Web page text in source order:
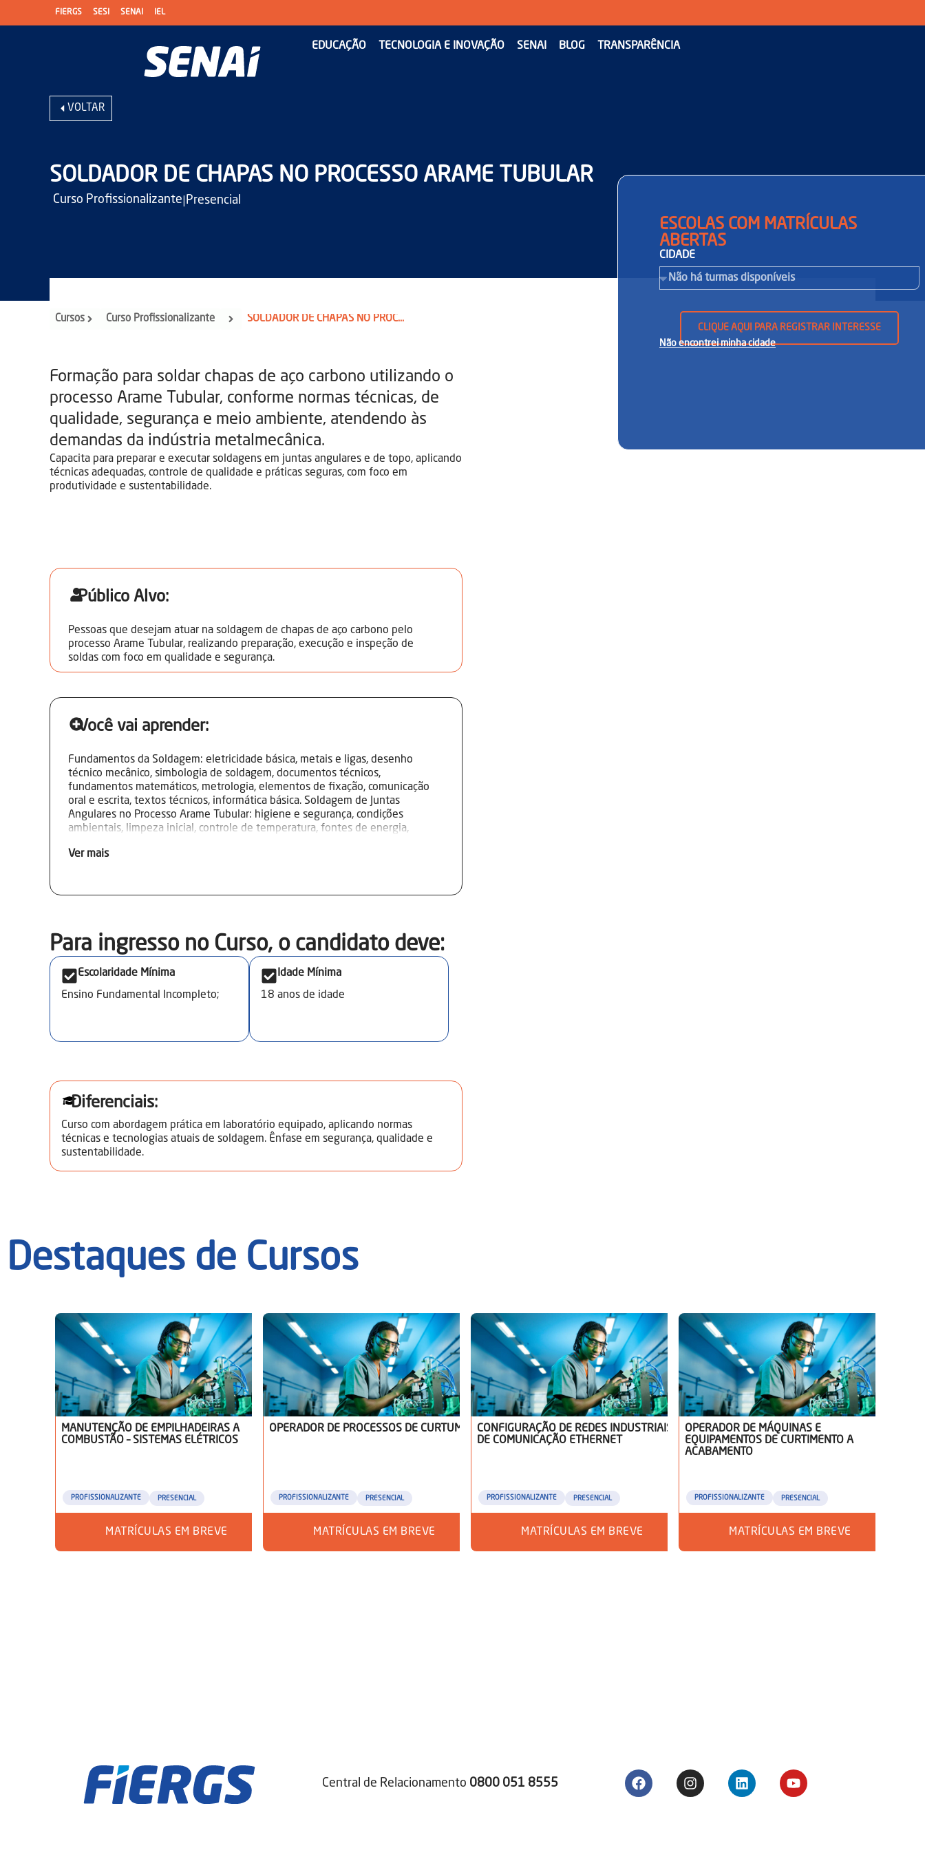
FIERGS SESI SENAI IEL
EDUCAÇÃO TECNOLOGIA E INOVAÇÃO SENAI BLOG TRANSPARÊNCIA
VOLTAR
SOLDADOR DE CHAPAS NO PROCESSO ARAME TUBULAR
Curso Profissionalizante| Presencial
ESCOLAS COM MATRÍCULAS
ABERTAS
CIDADE
CLIQUE AQUI PARA REGISTRAR INTERESSE
Não encontrei minha cidade
Cursos Curso Profissionalizante SOLDADOR DE CHAPAS NO PROCESSO ARAME TUBULAR
Formação para soldar chapas de aço carbono utilizando o
processo Arame Tubular, conforme normas técnicas, de
qualidade, segurança e meio ambiente, atendendo às
demandas da indústria metalmecânica.
Capacita para preparar e executar soldagens em juntas angulares e de topo, aplicando
técnicas adequadas, controle de qualidade e práticas seguras, com foco em
produtividade e sustentabilidade.
Público Alvo:
Pessoas que desejam atuar na soldagem de chapas de aço carbono pelo
processo Arame Tubular, realizando preparação, execução e inspeção de
soldas com foco em qualidade e segurança.
Você vai aprender:
Fundamentos da Soldagem: eletricidade básica, metais e ligas, desenho
técnico mecânico, simbologia de soldagem, documentos técnicos,
fundamentos matemáticos, metrologia, elementos de fixação, comunicação
oral e escrita, textos técnicos, informática básica. Soldagem de Juntas
Angulares no Processo Arame Tubular: higiene e segurança, condições
ambientais, limpeza inicial, controle de temperatura, fontes de energia,
montagem, técnicas de limpeza, movimentos e ângulos, controle visual e
proteção, regulagem de máquinas, regulagem do gás de proteção, técnicas de
Ver mais
Para ingresso no Curso, o candidato deve:​
Escolaridade Mínima
Ensino Fundamental Incompleto;
Idade Mínima
18 anos de idade
Diferenciais:
Curso com abordagem prática em laboratório equipado, aplicando normas
técnicas e tecnologias atuais de soldagem. Ênfase em segurança, qualidade e
sustentabilidade.
Destaques de Cursos
MANUTENÇÃO DE EMPILHADEIRAS A
COMBUSTÃO – SISTEMAS ELÉTRICOS
PRESENCIAL
PROFISSIONALIZANTE
MATRÍCULAS EM BREVE
OPERADOR DE PROCESSOS DE CURTUME
PRESENCIAL
PROFISSIONALIZANTE
MATRÍCULAS EM BREVE
CONFIGURAÇÃO DE REDES INDUSTRIAIS
DE COMUNICAÇÃO ETHERNET
PRESENCIAL
PROFISSIONALIZANTE
MATRÍCULAS EM BREVE
OPERADOR DE MÁQUINAS E
EQUIPAMENTOS DE CURTIMENTO A
ACABAMENTO
PRESENCIAL
PROFISSIONALIZANTE
MATRÍCULAS EM BREVE
Central de Relacionamento 0800 051 8555